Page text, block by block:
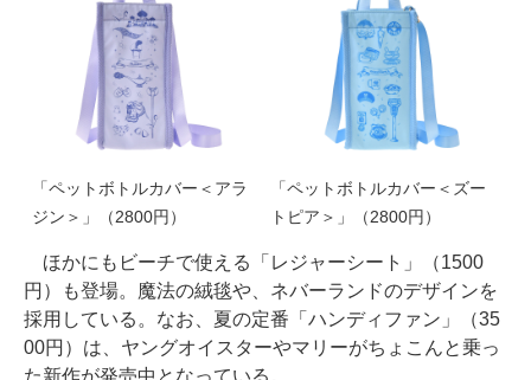
「ペットボトルカバー＜アラ
ジン＞」（2800円）
「ペットボトルカバー＜ズー
トピア＞」（2800円）
ほかにもビーチで使える「レジャーシート」（1500
円）も登場。魔法の絨毯や、ネバーランドのデザインを
採用している。なお、夏の定番「ハンディファン」（35
00円）は、ヤングオイスターやマリーがちょこんと乗っ
た新作が発売中となっている。